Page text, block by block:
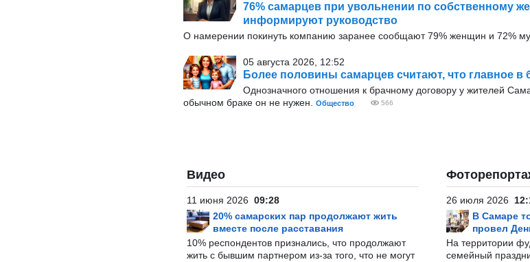
76% самарцев при увольнении по собственному
информируют руководство
О намерении покинуть компанию заранее сообщают 79% женщин и 72%
05 августа 2026, 12:52
Более половины самарцев считают, что главное в
Однозначного отношения к брачному договору у жителей
обычном браке он не нужен.
Общество 566
Видео
11 июня 2026 09:28
20% самарских пар продолжают жить
вместе после расставания
10% респондентов признались, что продолжают
жить с бывшим партнером из-за того, что не могут
26 июля 2026
В Самаре
провел
На территории
семейный